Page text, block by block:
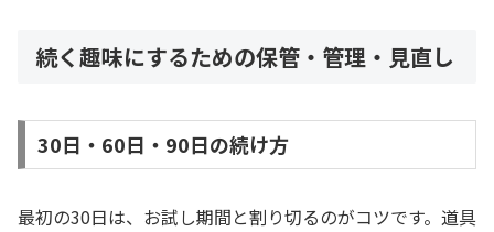
続く趣味にするための保管・管理・見直し
30日・60日・90日の続け方
最初の30日は、お試し期間と割り切るのがコツです。道具